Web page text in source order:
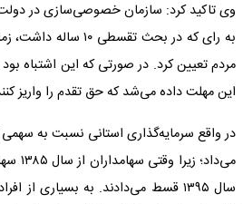
وی تاکید کرد: سازمان خصوصی‌سازی در
به رای که در بحث تقسطی
مردم تعیین کرد. در صورتی که این اشتباه
این مهلت داده می‌شد که حق تقدم را واریز
در واقع سرمایه‌گذاری استانی نسبت به سهمی